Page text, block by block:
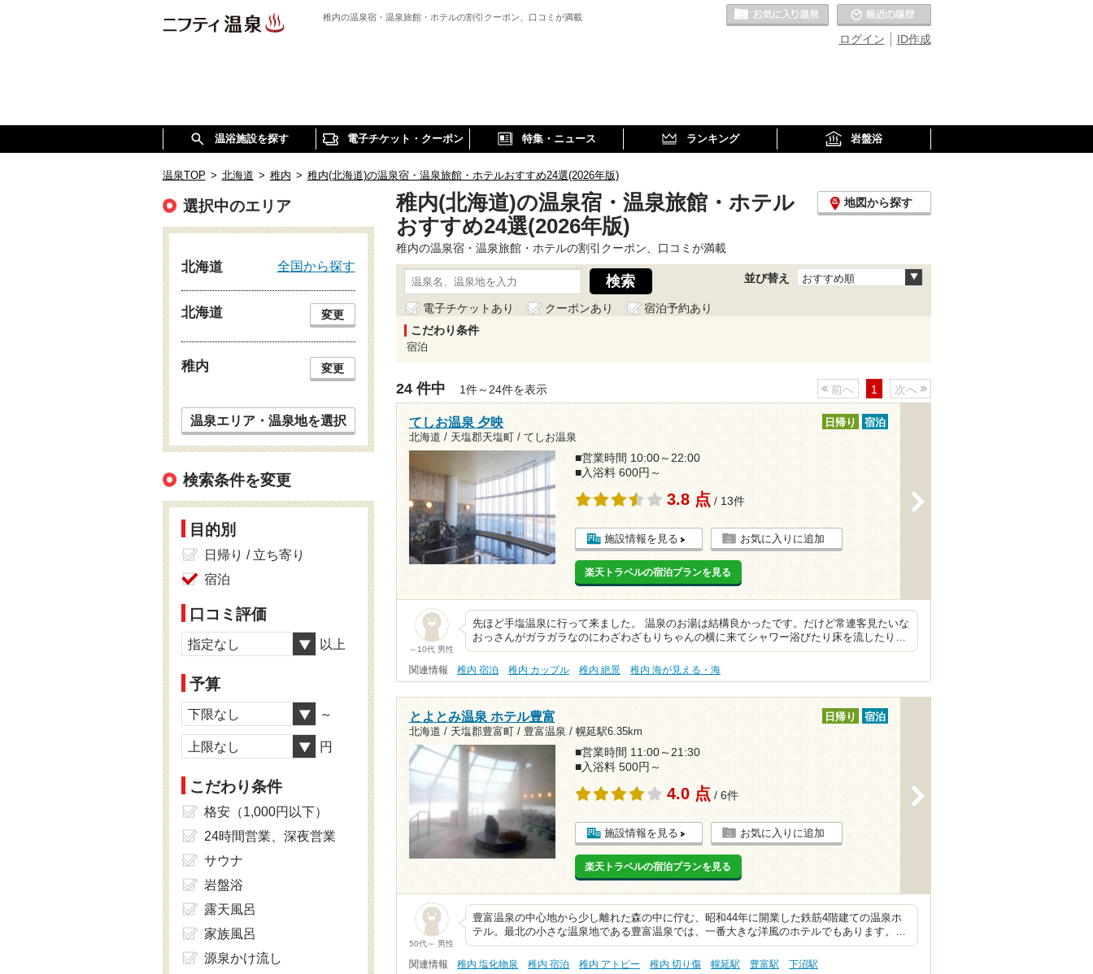
稚内の温泉宿・温泉旅館・ホテルの割引クーポン、口コミが満載
ID作成
ログイン
お気に入りの温泉
温浴施設を探す 電子チケット・クーポン 特集・ニュース ランキング 岩盤浴
温泉TOP > 北海道 > 稚内 > 稚内(北海道)の温泉宿・温泉旅館・ホテルおすすめ24選(2026年版)
稚内(北海道)の温泉宿・温泉旅館・ホテル
おすすめ24選(2026年版)
地図から探す
稚内の温泉宿・温泉旅館・ホテルの割引クーポン、口コミが満載
並び替え おすすめ順
電子チケットあり クーポンあり
宿泊予約あり
こだわり条件
宿泊
24 件中 1件～24件を表示 前へ 1 次へ
てしお温泉 夕映
北海道 / 天塩郡天塩町 / てしお温泉
日帰り 宿泊
■営業時間 10:00～22:00
■入浴料 600円～
3.8 点 / 13件
施設情報を見る お気に入りに追加
楽天トラベルの宿泊プランを見る
～10代 男性
先ほど手塩温泉に行って来ました。 温泉のお湯は結構良かったです。だけど常連客見たいな
おっさんがガラガラなのにわざわざもりちゃんの横に来てシャワー浴びたり床を流したり…
関連情報 稚内 宿泊 稚内 カップル 稚内 絶景 稚内 海が見える・海
とよとみ温泉 ホテル豊富
北海道 / 天塩郡豊富町 / 豊富温泉 / 幌延駅6.35km
日帰り 宿泊
■営業時間 11:00～21:30
■入浴料 500円～
4.0 点 / 6件
施設情報を見る お気に入りに追加
楽天トラベルの宿泊プランを見る
50代～ 男性
豊富温泉の中心地から少し離れた森の中に佇む、昭和44年に開業した鉄筋4階建ての温泉ホ
テル。最北の小さな温泉地である豊富温泉では、一番大きな洋風のホテルでもあります。…
関連情報 稚内 塩化物泉 稚内 宿泊 稚内 アトピー 稚内 切り傷 幌延駅 豊富駅 下沼駅
選択中のエリア
北海道 全国から探す
北海道 変更
稚内 変更
温泉エリア・温泉地を選択
検索条件を変更
目的別
日帰り / 立ち寄り
宿泊
口コミ評価
指定なし 以上
予算
下限なし ～
上限なし 円
こだわり条件
格安（1,000円以下）
24時間営業、深夜営業
サウナ
岩盤浴
露天風呂
家族風呂
源泉かけ流し